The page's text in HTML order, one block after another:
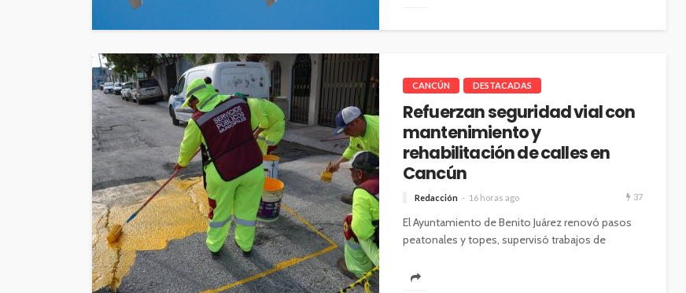
CANCÚN DESTACADAS
Refuerzan seguridad vial con
mantenimiento y
rehabilitación de calles en
Cancún
Redacción 16 horas ago 37
El Ayuntamiento de Benito Juárez renovó pasos
peatonales y topes, supervisó trabajos de
para...